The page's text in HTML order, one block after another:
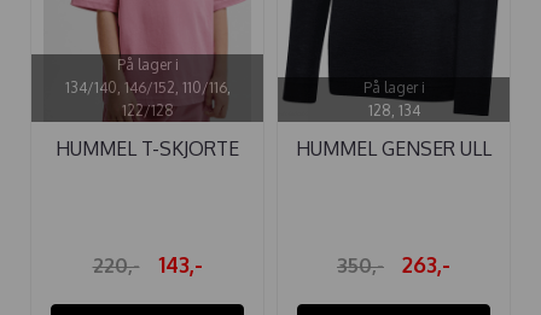
På lager i
134/140, 146/152, 110/116,
122/128
HUMMEL T-SKJORTE
220,- 143,-
På lager i
128, 134
HUMMEL GENSER ULL
350,- 263,-